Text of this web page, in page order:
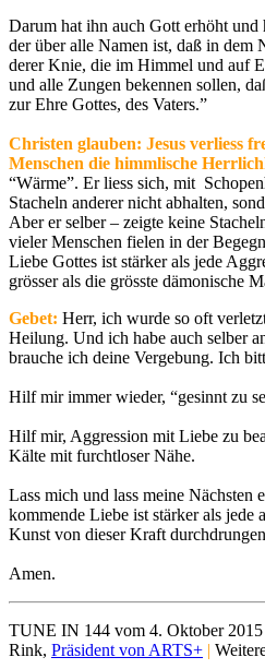
Darum hat ihn auch Gott erhöht und
der über alle Namen ist, daß in dem
derer Knie, die im Himmel und auf
und alle Zungen bekennen sollen,
zur Ehre Gottes, des Vaters.”
Christen glauben: Jesus verliess
Menschen die himmlische
“Wärme”. Er liess sich, mit
Stacheln anderer nicht abhalten,
Aber er selber – zeigte keine
vieler Menschen fielen in der
Liebe Gottes ist stärker als jede
grösser als die grösste dämonische
Gebet: Herr, ich wurde so oft
Heilung. Und ich habe auch selber
brauche ich deine Vergebung. Ich
Hilf mir immer wieder, “gesinnt zu
Hilf mir, Aggression mit Liebe zu
Kälte mit furchtloser Nähe.
Lass mich und lass meine Nächsten
kommende Liebe ist stärker als jede
Kunst von dieser Kraft
Amen.
TUNE IN 144 vom 4. Oktober 2015
Rink, Präsident von ARTS+ |